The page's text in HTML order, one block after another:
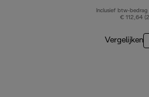
Inclusief btw-bedrag
€ 112,64
Vergelijken